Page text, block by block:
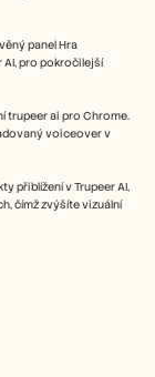
panel Hra
AI, pro pokročilejší
trupeer ai pro Chrome.
voiceover v
přiblížení v Trupeer AI,
čímž zvýšíte vizuální